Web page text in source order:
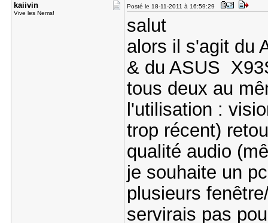
kaiivin
Vive les Nems!
Posté le 18-11-2011 à 16:59:29
salut
alors il s'agit du
& du ASUS
tous deux au
l'utilisation :
trop récent)
qualité audio
je souhaite un
plusieurs
servirais pas